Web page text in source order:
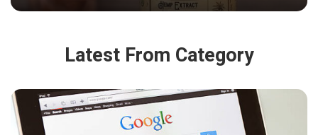
Latest From Category